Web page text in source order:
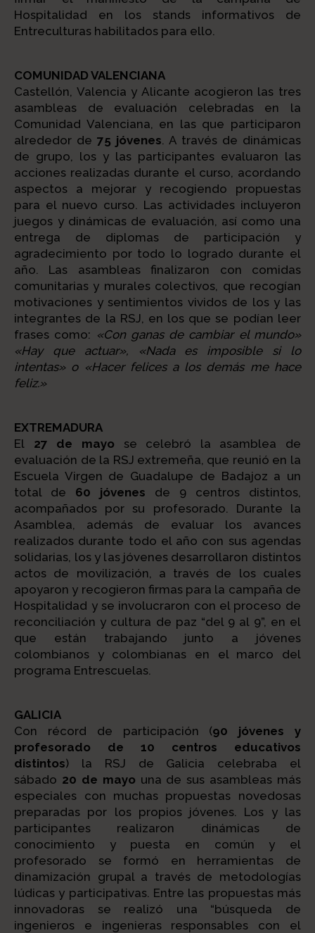
Hospitalidad en los stands informativos de
Entreculturas habilitados para ello.
COMUNIDAD VALENCIANA
Castellón, Valencia y Alicante acogieron las tres
asambleas de evaluación celebradas en la
Comunidad Valenciana, en las que participaron
alrededor de75 jóvenes. A través de dinámicas
de grupo, los y las participantes evaluaron las
acciones realizadas durante el curso, acordando
aspectos a mejorar y recogiendo propuestas
para el nuevo curso. Las actividades incluyeron
juegos y dinámicas de evaluación, así como una
entrega de diplomas de participación y
agradecimiento por todo lo logrado durante el
año. Las asambleas finalizaron con comidas
comunitarias y murales colectivos, que recogían
motivaciones y sentimientos vividos de los y las
integrantes de la RSJ, en los que se podían leer
frases como: «Con ganas de cambiar el mundo»
«Hay que actuar», «Nada es imposible si lo
intentas» o «Hacer felices a los demás me hace
feliz.»
EXTREMADURA
El 27 de mayo se celebró la asamblea de
evaluación de la RSJ extremeña, que reunió en la
Escuela Virgen de Guadalupe de Badajoz a un
total de 60 jóvenes de 9 centros distintos,
acompañados por su profesorado. Durante la
Asamblea, además de evaluar los avances
realizados durante todo el año con sus agendas
solidarias, los y las jóvenes desarrollaron distintos
actos de movilización, a través de los cuales
apoyaron y recogieron firmas para la campaña de
Hospitalidad y se involucraron con el proceso de
reconciliación y cultura de paz “del 9 al 9”, en el
que están trabajando junto a jóvenes
colombianos y colombianas en el marco del
programa Entrescuelas.
GALICIA
Con récord de participación (90 jóvenes y
profesorado de 10 centros educativos
distintos) la RSJ de Galicia celebraba el
sábado 20 de mayo una de sus asambleas más
especiales con muchas propuestas novedosas
preparadas por los propios jóvenes. Los y las
participantes realizaron dinámicas de
conocimiento y puesta en común y el
profesorado se formó en herramientas de
dinamización grupal a través de metodologías
lúdicas y participativas. Entre las propuestas más
innovadoras se realizó una “búsqueda de
ingenieros e ingenieras responsables con el